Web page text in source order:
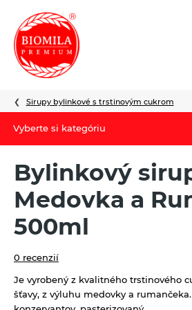
výroba
a
nielen
Vyberte si kategóriu
Letný Biomilatip 18% zľava
Novinky
Sirupy bylinkové s trstinovým cukrom
Bylinkový
Medovka a
500ml
0 recenzií
Je vyrobený z kvalitného trstinového
šťavy, z výluhu medovky a